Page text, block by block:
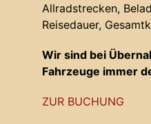
Allradstrecken,
Reisedauer,
Wir sind bei
Fahrzeuge immer
ZUR BUCHUNG